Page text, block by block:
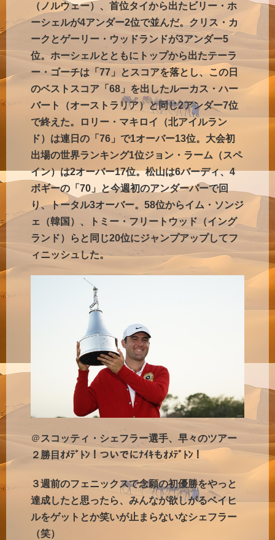
（ノルウェー）、首位タイから出たビリー・ホ
ーシェルが4アンダー2位で並んだ。クリス・カ
ークとゲーリー・ウッドランドが3アンダー5
位。ホーシェルとともにトップから出たテーラ
ー・ゴーチは「77」とスコアを落とし、この日
のベストスコア「68」を出したルーカス・ハー
バート（オーストラリア）と同じ2アンダー7位
で終えた。ロリー・マキロイ（北アイルラン
ド）は連日の「76」で1オーバー13位。大会初
出場の世界ランキング1位ジョン・ラーム（スペ
イン）は2オーバー17位。松山は6バーディ、4
ボギーの「70」と今週初のアンダーパーで回
り、トータル3オーバー。58位からイム・ソンジ
ェ（韓国）、トミー・フリートウッド（イング
ランド）らと同じ20位にジャンプアップしてフ
ィニッシュした。
＠ スコッティ・シェフラー選手、早々のツアー
２勝目ｵﾒﾃﾞﾄﾝ！ついでにﾅｲｷもｵﾒﾃﾞﾄﾝ！
３週前のフェニックスで念願の初優勝をやっと
達成したと思ったら、みんなが欲しがるベイヒ
ルをゲットとか笑いが止まらないなシェフラー
（笑）